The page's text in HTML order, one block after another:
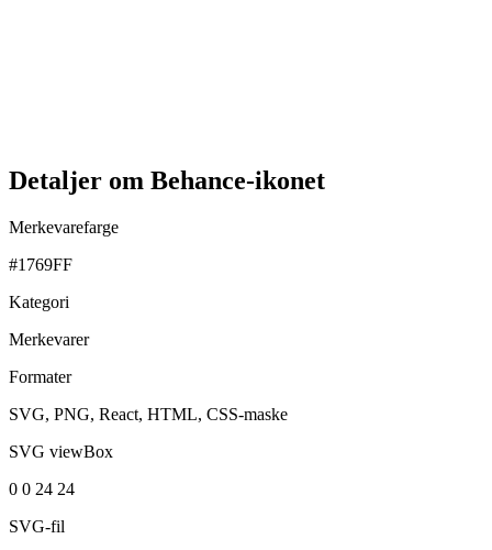
Detaljer om Behance-ikonet
Merkevarefarge
#1769FF
Kategori
Merkevarer
Formater
SVG, PNG, React, HTML, CSS-maske
SVG viewBox
0 0 24 24
SVG-fil